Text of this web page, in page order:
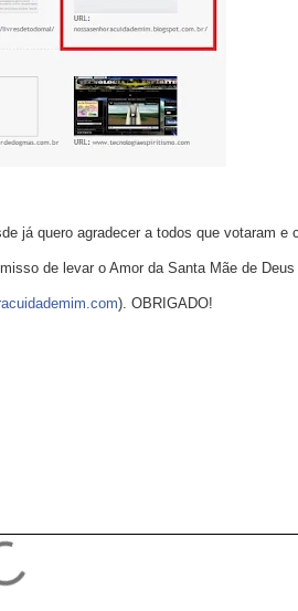
já quero agradecer a todos que votaram e
de levar o Amor da Santa Mãe de
). OBRIGADO!